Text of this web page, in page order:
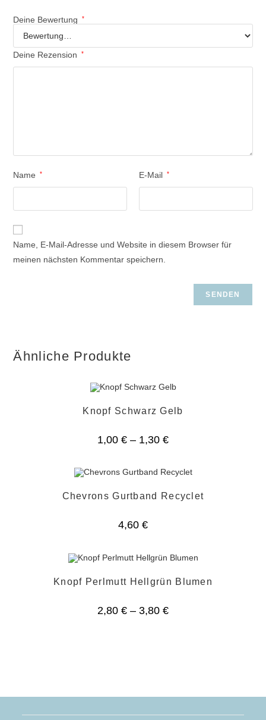
Deine Bewertung *
Deine Rezension *
Name * E-Mail *
Name, E-Mail-Adresse und Website in diesem Browser für
meinen nächsten Kommentar speichern.
Ähnliche Produkte
Knopf Schwarz Gelb
1,00 € – 1,30 €
Chevrons Gurtband Recyclet
4,60 €
Knopf Perlmutt Hellgrün Blumen
2,80 € – 3,80 €